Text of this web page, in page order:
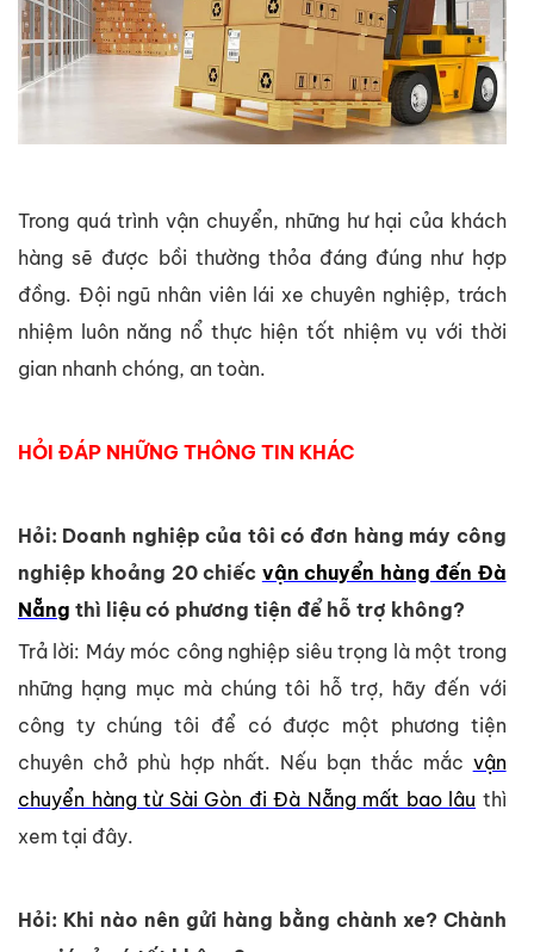
Trong quá trình vận chuyển, những hư hại của khách
hàng sẽ được bồi thường thỏa đáng đúng như hợp
đồng. Đội ngũ nhân viên lái xe chuyên nghiệp, trách
nhiệm luôn năng nổ thực hiện tốt nhiệm vụ với thời
gian nhanh chóng, an toàn.
HỎI ĐÁP NHỮNG THÔNG TIN KHÁC
Hỏi: Doanh nghiệp của tôi có đơn hàng máy công
nghiệp khoảng 20 chiếc vận chuyển hàng đến Đà
Nẵng thì liệu có phương tiện để hỗ trợ không?
Trả lời: Máy móc công nghiệp siêu trọng là một trong
những hạng mục mà chúng tôi hỗ trợ, hãy đến với
công ty chúng tôi để có được một phương tiện
chuyên chở phù hợp nhất. Nếu bạn thắc mắc vận
chuyển hàng từ Sài Gòn đi Đà Nẵng mất bao lâu thì
xem tại đây.
Hỏi: Khi nào nên gửi hàng bằng chành xe? Chành